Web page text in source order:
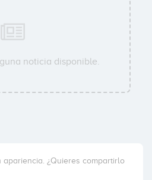
noticia disponible.
¿Quieres compartirlo